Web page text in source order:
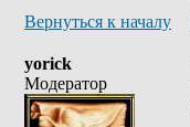
Вернуться к началу
yorick
Модератор